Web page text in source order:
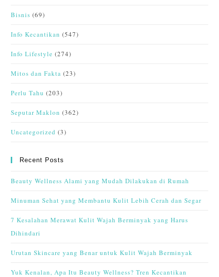
Bisnis (69)
Info Kecantikan (547)
Info Lifestyle (274)
Mitos dan Fakta (23)
Perlu Tahu (203)
Seputar Maklon (362)
Uncategorized (3)
Recent Posts
Beauty Wellness Alami yang Mudah Dilakukan di Rumah
Minuman Sehat yang Membantu Kulit Lebih Cerah dan Segar
7 Kesalahan Merawat Kulit Wajah Berminyak yang Harus
Dihindari
Urutan Skincare yang Benar untuk Kulit Wajah Berminyak
Yuk Kenalan, Apa Itu Beauty Wellness? Tren Kecantikan